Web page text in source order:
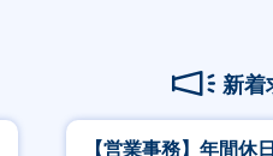
新着
【営業事務】年間休